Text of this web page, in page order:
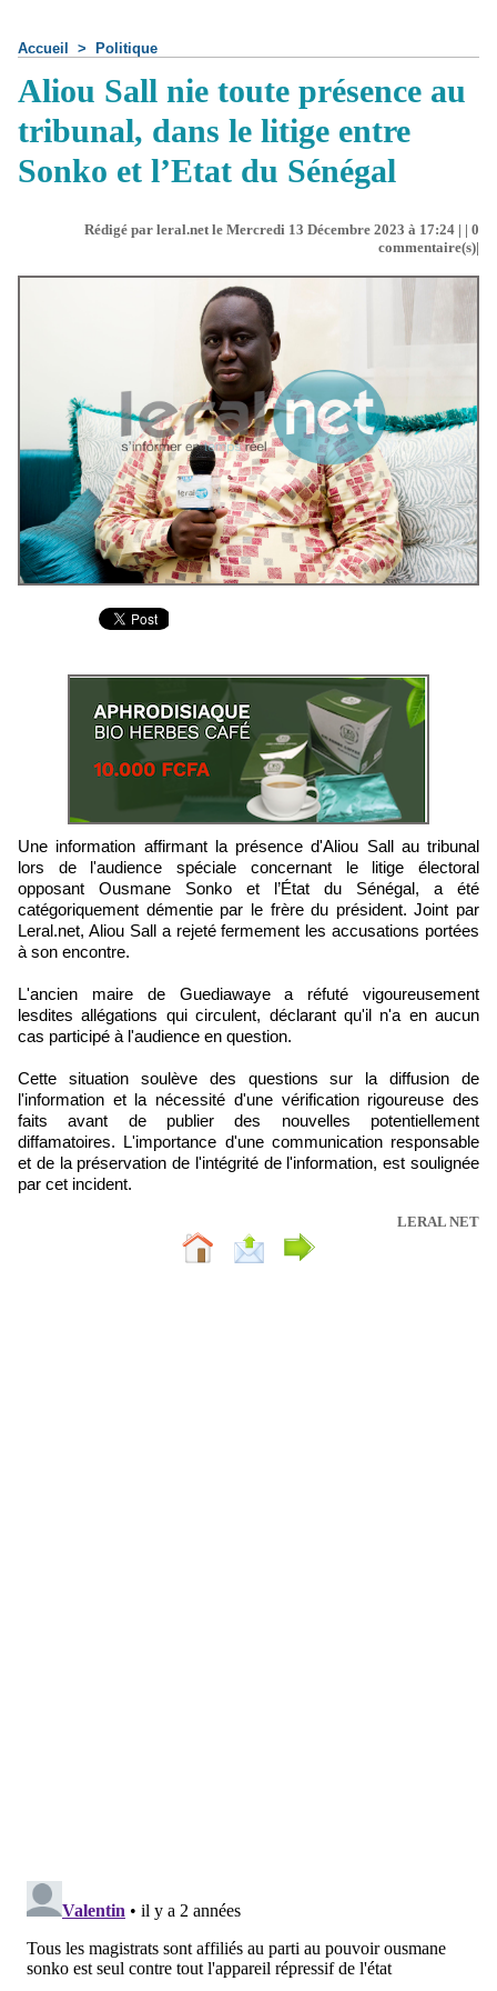
Accueil > Politique
Aliou Sall nie toute présence au
tribunal, dans le litige entre
Sonko et l’Etat du Sénégal
Rédigé par leral.net le Mercredi 13 Décembre 2023 à 17:24 | | 0
commentaire(s)|
Une information affirmant la présence d'Aliou Sall au tribunal
lors de l'audience spéciale concernant le litige électoral
opposant Ousmane Sonko et l’État du Sénégal, a été
catégoriquement démentie par le frère du président. Joint par
Leral.net, Aliou Sall a rejeté fermement les accusations portées
à son encontre.
L'ancien maire de Guediawaye a réfuté vigoureusement
lesdites allégations qui circulent, déclarant qu'il n'a en aucun
cas participé à l'audience en question.
Cette situation soulève des questions sur la diffusion de
l'information et la nécessité d'une vérification rigoureuse des
faits avant de publier des nouvelles potentiellement
diffamatoires. L'importance d'une communication responsable
et de la préservation de l'intégrité de l'information, est soulignée
par cet incident.
LERAL NET